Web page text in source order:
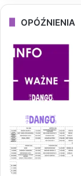
OPÓŹNIENIA